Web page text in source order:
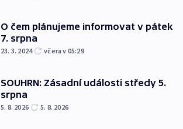
O čem plánujeme informovat v pátek
7. srpna
23. 3. 2024 včera v 05:29
SOUHRN: Zásadní události středy 5.
srpna
5. 8. 2026 5. 8. 2026